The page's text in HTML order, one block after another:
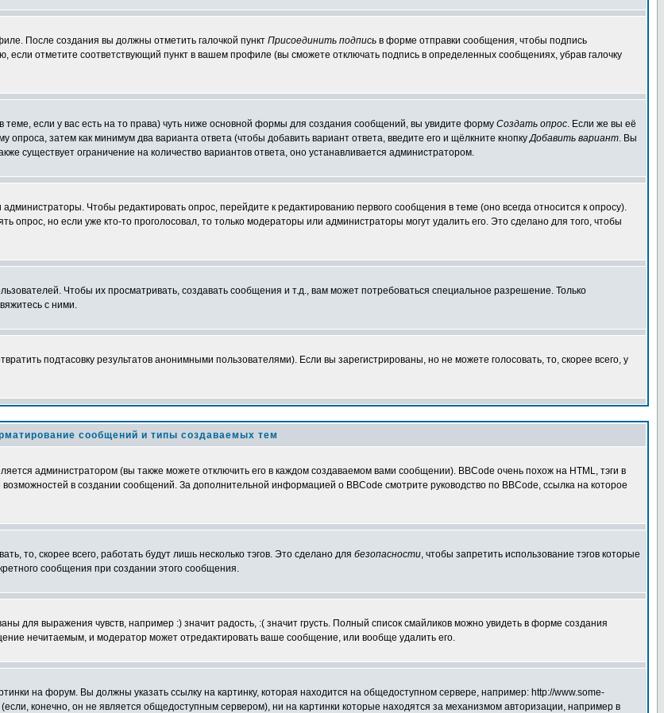
После создания вы должны отметить галочкой пункт Присоединить подпись в форме отправки сообщения, чтобы подпись
отметите соответствующий пункт в вашем профиле (вы сможете отключать подпись в определенных сообщениях, убрав галочку
теме, если у вас есть на то права) чуть ниже основной формы для создания сообщений, вы увидите форму Создать опрос. Если же вы её
опроса, затем как минимум два варианта ответа (чтобы добавить вариант ответа, введите его и щёлкните кнопкуДобавить вариант. Вы
существует ограничение на количество вариантов ответа, оно устанавливается администратором.
Чтобы редактировать опрос, перейдите к редактированию первого сообщения в теме (оно всегда относится к опросу).
опрос, но если уже кто-то проголосовал, то только модераторы или администраторы могут удалить его. Это сделано для того, чтобы
Чтобы их просматривать, создавать сообщения и т.д., вам может потребоваться специальное разрешение. Только
с ними.
подтасовку результатов анонимными пользователями). Если вы зарегистрированы, но не можете голосовать, то, скорее всего, у
сообщений и типы создаваемых тем
администратором (вы также можете отключить его в каждом создаваемом вами сообщении). BBCode очень похож на HTML, тэги в
в создании сообщений. За дополнительной информацией о BBCode смотрите руководство по BBCode, ссылка на которое
то, скорее всего, работать будут лишь несколько тэгов. Это сделано для безопасности, чтобы запретить использование тэгов которые
сообщения при создании этого сообщения.
для выражения чувств, например :) значит радость, :( значит грусть. Полный список смайликов можно увидеть в форме создания
нечитаемым, и модератор может отредактировать ваше сообщение, или вообще удалить его.
на форум. Вы должны указать ссылку на картинку, которая находится на общедоступном сервере, например: http://www.some-
конечно, он не является общедоступным сервером), ни на картинки которые находятся за механизмом авторизации, например в